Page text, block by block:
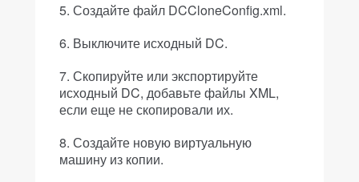
Создайте файл DCCloneConfig.xml.
Выключите исходный DC.
Скопируйте или экспортируйте
исходный DC, добавьте файлы XML,
если еще не скопировали их.
Создайте новую виртуальную
машину из копии.